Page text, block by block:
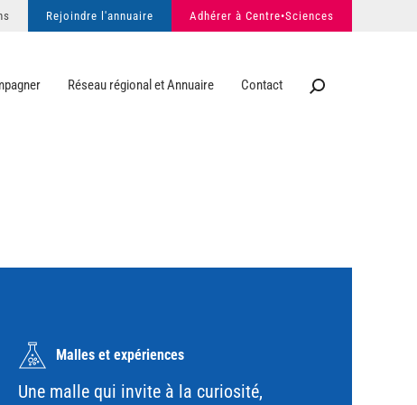
Réseau régional et Annuaire Contact
Rejoindre l'annuaire Adhérer à Centre•Sciences
Malles et expériences
Une malle qui invite à la curiosité,